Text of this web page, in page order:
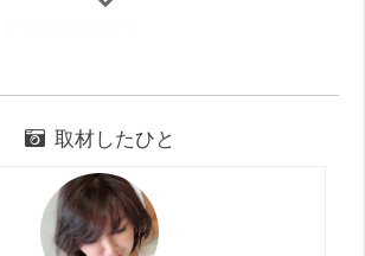
ンを含む9.7帖。
いシステムキッチンで
り自炊したい人におすすめしたい
取材したひと